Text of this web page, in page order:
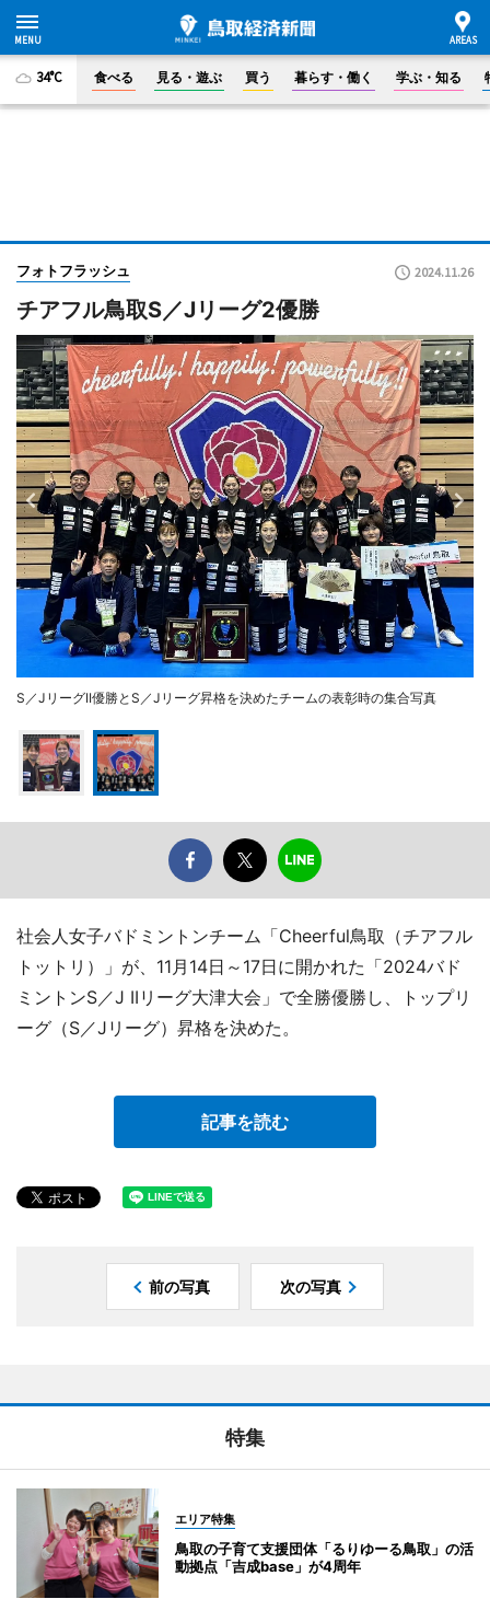
34°C 食べる 見る・遊ぶ 買う 暮らす・働く 学ぶ・知る
フォトフラッシュ 2024.11.26
チアフル鳥取S／Jリーグ2優勝
S／JリーグⅠⅠ優勝とS／Jリーグ昇格を決めたチームの表彰時の集合写真
社会人女子バドミントンチーム「Cheerful鳥取（チアフル
トットリ）」が、11月14日～17日に開かれた「2024バド
ミントンS／J IIリーグ大津大会」で全勝優勝し、トップリ
ーグ（S／Jリーグ）昇格を決めた。
記事を読む
前の写真 次の写真
特集
エリア特集
鳥取の子育て支援団体「るりゆーる鳥取」の活
動拠点「吉成base」が4周年